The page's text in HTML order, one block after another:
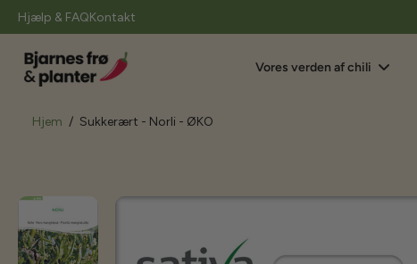
Hjælp & FAQKontakt
Vores verden af chili
Hjem / Sukkerært - Norli - ØKO
til
produktoplysninger